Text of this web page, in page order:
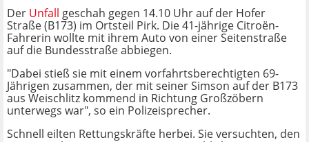
Der Unfall geschah gegen 14.10 Uhr auf der Hofer
Straße (B173) im Ortsteil Pirk. Die 41-jährige Citroën-
Fahrerin wollte mit ihrem Auto von einer Seitenstraße
auf die Bundesstraße abbiegen.
"Dabei stieß sie mit einem vorfahrtsberechtigten 69-
Jährigen zusammen, der mit seiner Simson auf der B173
aus Weischlitz kommend in Richtung Großzöbern
unterwegs war", so ein Polizeisprecher.
Schnell eilten Rettungskräfte herbei. Sie versuchten, den